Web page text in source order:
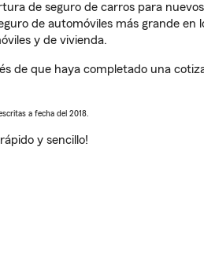
de seguro de carros para
de automóviles más grande en
y de vivienda.
de que haya completado una
a fecha del 2018.
rápido y sencillo!